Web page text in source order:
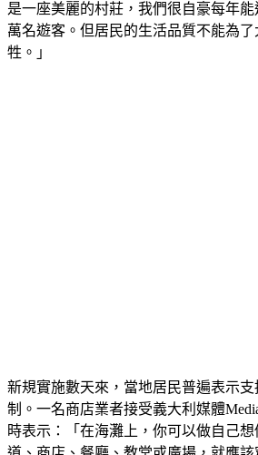
是一座美麗的村莊，我們很自豪每年
萬名遊客。但居民的生活品質不能為
牲。」
新規實施數天來，當地居民普遍表示
制。一名商店業者接受義大利媒體
時表示：「在海灘上，你可以做自己